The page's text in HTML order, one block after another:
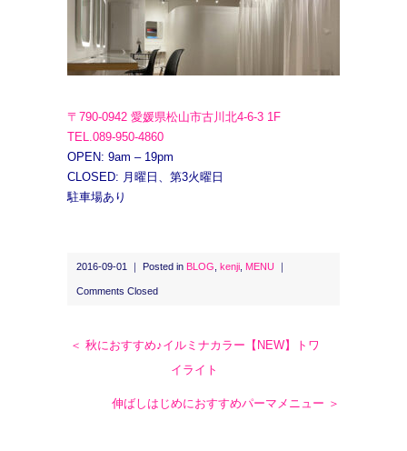
〒790-0942 愛媛県松山市古川北4-6-3 1F
TEL.089-950-4860
OPEN: 9am – 19pm
CLOSED: 月曜日、第3火曜日
駐車場あり
2016-09-01 ｜ Posted in BLOG kenji MENU
Comments Closed
＜ 秋におすすめ♪イルミナカラー【NEW】トワ
イライト
伸ばしはじめにおすすめパーマメニュー ＞